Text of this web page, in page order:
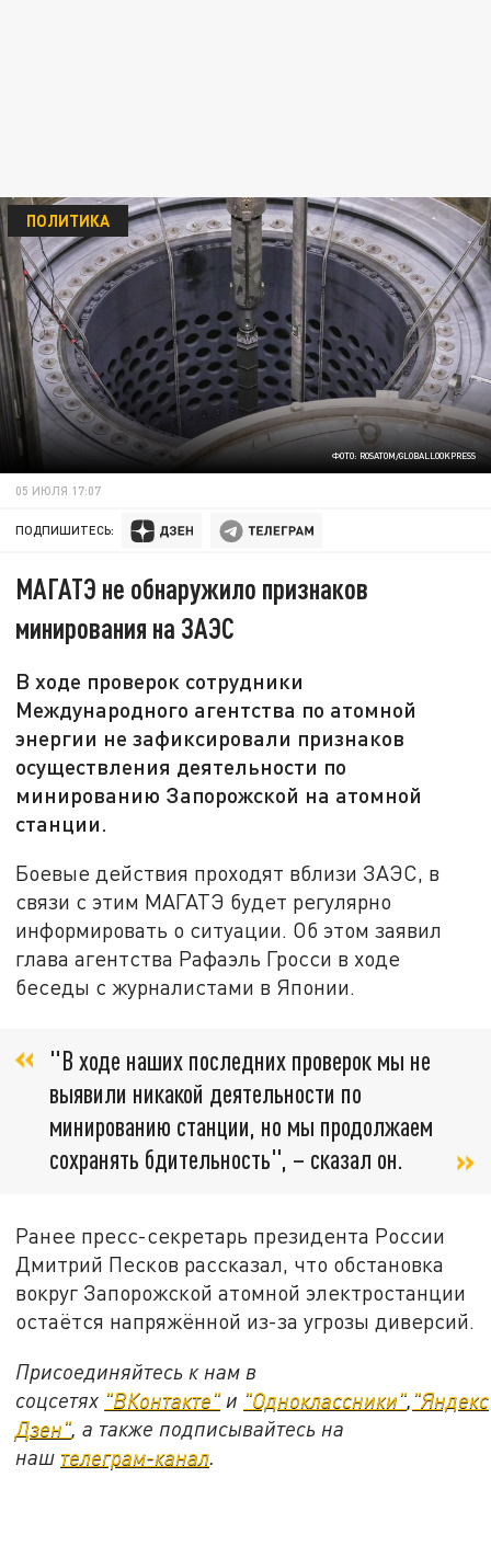
ФОТО: ROSATOM/GLOBALLOOKPRESS
ПОЛИТИКА
05 ИЮЛЯ 17:07
ПОДПИШИТЕСЬ:
МАГАТЭ не обнаружило признаков
минирования на ЗАЭС
В ходе проверок сотрудники
Международного агентства по атомной
энергии не зафиксировали признаков
осуществления деятельности по
минированию Запорожской на атомной
станции.
Боевые действия проходят вблизи ЗАЭС, в
связи с этим МАГАТЭ будет регулярно
информировать о ситуации. Об этом заявил
глава агентства Рафаэль Гросси в ходе
беседы с журналистами в Японии.
"В ходе наших последних проверок мы не
выявили никакой деятельности по
минированию станции, но мы продолжаем
сохранять бдительность", – сказал он.
Ранее пресс-секретарь президента России
Дмитрий Песков рассказал, что обстановка
вокруг Запорожской атомной электростанции
остаётся напряжённой из-за угрозы диверсий.
Присоединяйтесь к нам в
соцсетях "ВКонтакте" и "Одноклассники", "Яндекс
Дзен", а также подписывайтесь на
наш телеграм-канал.